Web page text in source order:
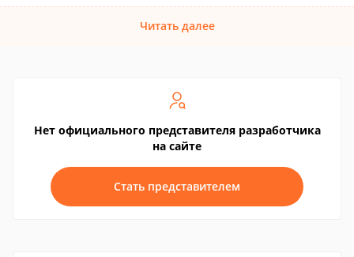
Читать далее
Нет официального представителя разработчика
на сайте
Стать представителем